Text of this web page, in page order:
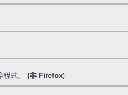
程式。 (非 Firefox)